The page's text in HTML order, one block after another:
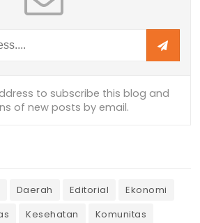
Daerah Editorial
Ekonomi
Kesehatan
Komunitas